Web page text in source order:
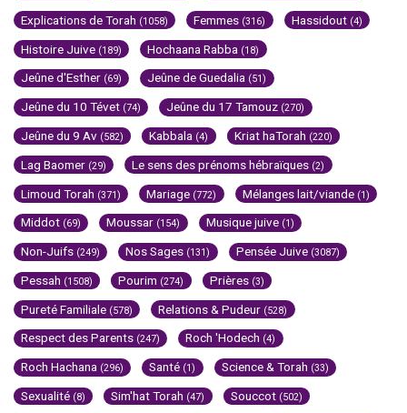
Explications de Torah (1058) Femmes (316) Hassidout (4)
Histoire Juive (189) Hochaana Rabba (18)
Jeûne d'Esther (69) Jeûne de Guedalia (51)
Jeûne du 10 Tévet (74) Jeûne du 17 Tamouz (270)
Jeûne du 9 Av (582) Kabbala (4) Kriat haTorah (220)
Lag Baomer (29) Le sens des prénoms hébraïques (2)
Limoud Torah (371) Mariage (772) Mélanges lait/viande (1)
Middot (69) Moussar (154) Musique juive (1)
Non-Juifs (249) Nos Sages (131) Pensée Juive (3087)
Pessah (1508) Pourim (274) Prières (3)
Pureté Familiale (578) Relations & Pudeur (528)
Respect des Parents (247) Roch 'Hodech (4)
Roch Hachana (296) Santé (1) Science & Torah (33)
Sexualité (8) Sim'hat Torah (47) Souccot (502)